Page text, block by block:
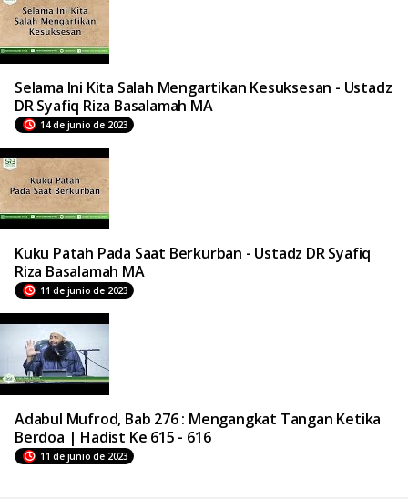
Selama Ini Kita Salah Mengartikan Kesuksesan - Ustadz
DR Syafiq Riza Basalamah MA
14 de junio de 2023
Kuku Patah Pada Saat Berkurban - Ustadz DR Syafiq
Riza Basalamah MA
11 de junio de 2023
Adabul Mufrod, Bab 276 : Mengangkat Tangan Ketika
Berdoa | Hadist Ke 615 - 616
11 de junio de 2023